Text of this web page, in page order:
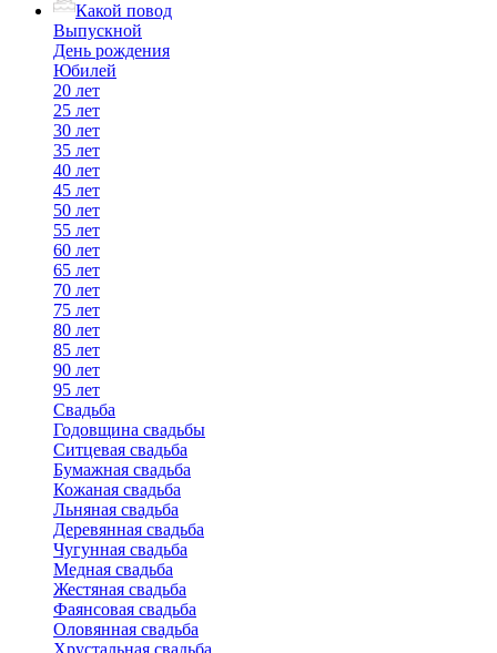
Какой повод
Выпускной
День рождения
Юбилей
20 лет
25 лет
30 лет
35 лет
40 лет
45 лет
50 лет
55 лет
60 лет
65 лет
70 лет
75 лет
80 лет
85 лет
90 лет
95 лет
Свадьба
Годовщина свадьбы
Ситцевая свадьба
Бумажная свадьба
Кожаная свадьба
Льняная свадьба
Деревянная свадьба
Чугунная свадьба
Медная свадьба
Жестяная свадьба
Фаянсовая свадьба
Оловянная свадьба
Хрустальная свадьба